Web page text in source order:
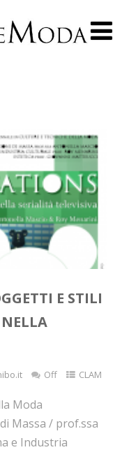
E STILI
Off CLAM
Moda
Massa / prof.ssa
e Industria